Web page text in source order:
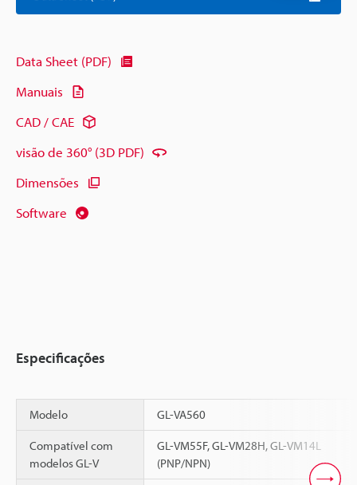
Data Sheet (PDF)
Manuais
CAD / CAE
visão de 360° (3D PDF)
Dimensões
Software
Especificações
Modelo GL-VA560
Compatível com
modelos GL-V
GL-VM55F, GL-VM28H, GL-VM14L
(PNP/NPN)